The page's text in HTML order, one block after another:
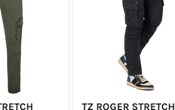
TZ ROGER STRETCH